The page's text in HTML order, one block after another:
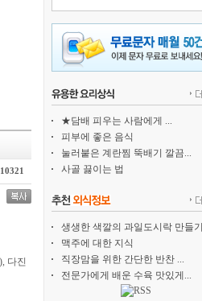
다진
★담배 피우는 사람에게 ...
피부에 좋은 음식
눌러붙은 계란찜 뚝배기 깔끔...
사골 끓이는 법
생생한 색깔의 과일도시락 만들기
맥주에 대한 지식
직장맘을 위한 간단한 반찬 ...
전문가에게 배운 수육 맛있게...